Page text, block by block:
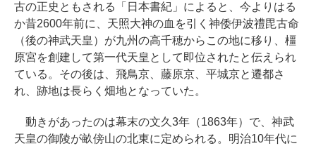
古の正史ともされる「日本書紀」によると、今よりはる
か昔2600年前に、天照大神の血を引く神倭伊波禮毘古命
（後の神武天皇）が九州の高千穂からこの地に移り、橿
原宮を創建して第一代天皇として即位されたと伝えられ
ている。その後は、飛鳥京、藤原京、平城京と遷都さ
れ、跡地は長らく畑地となっていた。
動きがあったのは幕末の文久3年（1863年）で、神武
天皇の御陵が畝傍山の北東に定められる。明治10年代に